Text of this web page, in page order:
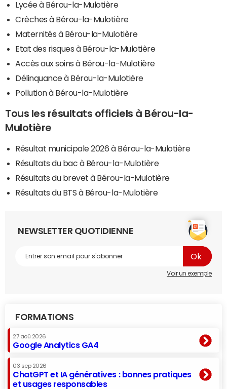
Lycée à Bérou-la-Mulotière
Crèches à Bérou-la-Mulotière
Maternités à Bérou-la-Mulotière
Etat des risques à Bérou-la-Mulotière
Accès aux soins à Bérou-la-Mulotière
Délinquance à Bérou-la-Mulotière
Pollution à Bérou-la-Mulotière
Tous les résultats officiels à Bérou-la-
Mulotière
Résultat municipale 2026 à Bérou-la-Mulotière
Résultats du bac à Bérou-la-Mulotière
Résultats du brevet à Bérou-la-Mulotière
Résultats du BTS à Bérou-la-Mulotière
NEWSLETTER QUOTIDIENNE
Voir un exemple
FORMATIONS
27 aoû 2026
Google Analytics GA4
03 sep 2026
ChatGPT et IA génératives : bonnes pratiques
et usages responsables